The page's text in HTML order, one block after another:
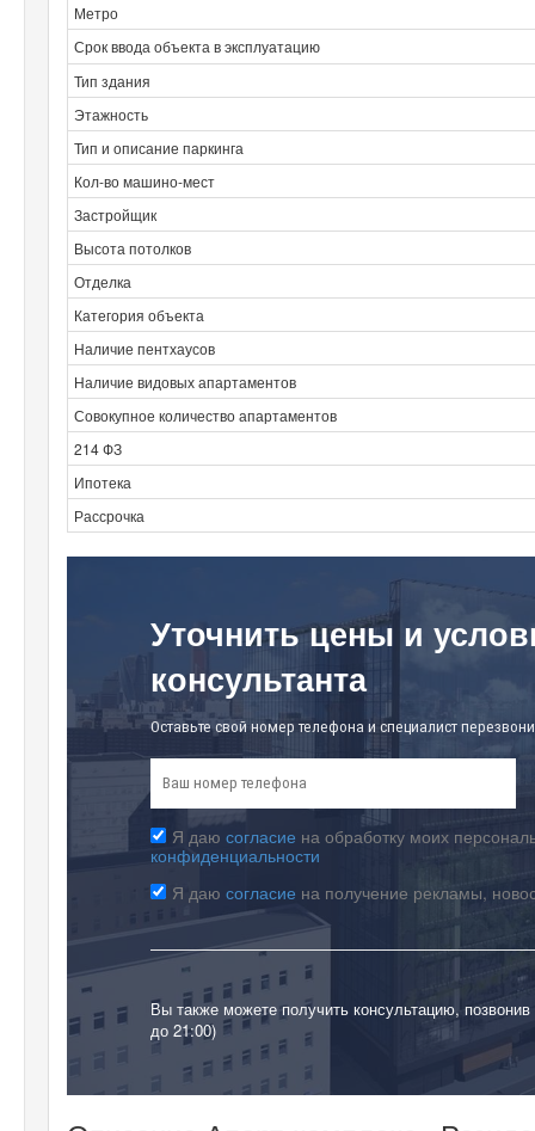
Метро
Срок ввода объекта в эксплуатацию
Тип здания
Этажность
Тип и описание паркинга
Кол-во машино-мест
Застройщик
Высота потолков
Отделка
Категория объекта
Наличие пентхаусов
Наличие видовых апартаментов
Совокупное количество апартаментов
214 ФЗ
Ипотека
Рассрочка
Уточнить цены и
консультанта
Оставьте свой номер телефона и специалист
Я даю согласие на обработку моих
конфиденциальности
Я даю согласие на получение рекламы,
Вы также можете получить консультацию,
до 21:00)